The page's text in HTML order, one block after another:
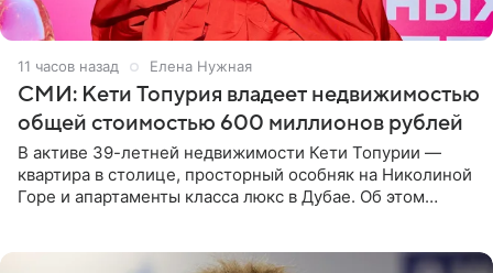
11 часов назад Елена Нужная
СМИ: Кети Топурия владеет недвижимостью
общей стоимостью 600 миллионов рублей
В активе 39-летней недвижимости Кети Топурии —
квартира в столице, просторный особняк на Николиной
Горе и апартаменты класса люкс в Дубае. Об этом